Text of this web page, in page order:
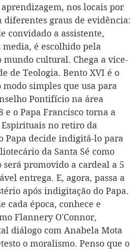
nos locais por
diferentes graus de evidência:
convidado a assistente,
é escolhido pela
mundo cultural. Chega a vice-
de Teologia. Bento XVI é o
simples que usa para
Pontifício na área
e o Papa Francisco torna a
Espirituais no retiro da
Papa decide indigitá-lo para
da Santa Sé como
será promovido a cardeal a 5
entrega. E, agora, passa a
após indigitação do Papa.
cada época, conhece e
Flannery O'Connor,
diálogo com Anabela Mota
o moralismo. Penso que o